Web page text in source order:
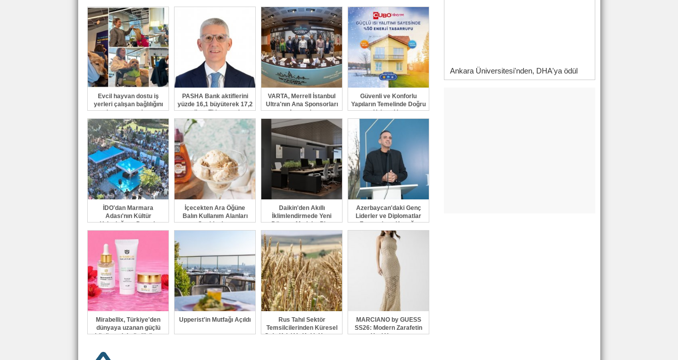
GÖNDER
Evcil hayvan dostu iş
yerleri çalışan bağlılığını
ve işveren markasını
güçlendiriyor
PASHA Bank aktiflerini
yüzde 16,1 büyüterek 17,2
milyar TL'ye taşıdı
VARTA, Merrell İstanbul
Ultra'nın Ana Sponsorları
Arasında
Güvenli ve Konforlu
Yapıların Temelinde Doğru
Yalıtım Var
İDO'dan Marmara
Adası'nın Kültür
Yolculuğuna Destek
İçecekten Ara Öğüne
Balın Kullanım Alanları
Çeşitleniyor
Daikin'den Akıllı
İklimlendirmede Yeni
Dönem: Madoka Plus
Türkiye'de
Azerbaycan'daki Genç
Liderler ve Diplomatlar
Forumu'nun Konuğu
Mentör ve Akademisyen
Fatih Elibol Oldu
Mirabellix, Türkiye'den
dünyaya uzanan güçlü
büyümesini sürdürüyor
Upperist'in Mutfağı Açıldı
Rus Tahıl Sektör
Temsilcilerinden Küresel
Gıda Krizi Ve Kıtlık Uyarısı
MARCIANO by GUESS
SS26: Modern Zarafetin
Yeni Yorumu
Ankara Üniversitesi'nden, DHA'ya ödül